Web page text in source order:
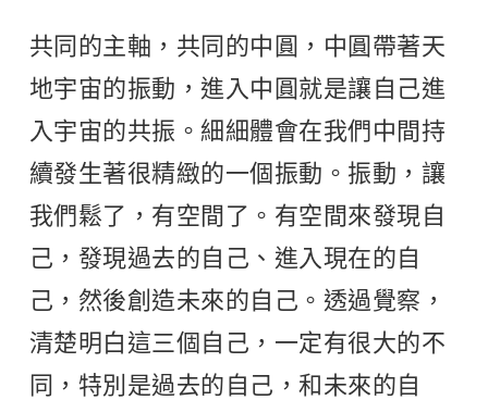
共同的主軸，共同的中圓，中圓帶著天
地宇宙的振動，進入中圓就是讓自己進
入宇宙的共振。細細體會在我們中間持
續發生著很精緻的一個振動。振動，讓
我們鬆了，有空間了。有空間來發現自
己，發現過去的自己、進入現在的自
己，然後創造未來的自己。透過覺察，
清楚明白這三個自己，一定有很大的不
同，特別是過去的自己，和未來的自